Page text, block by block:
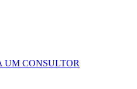
UM CONSULTOR